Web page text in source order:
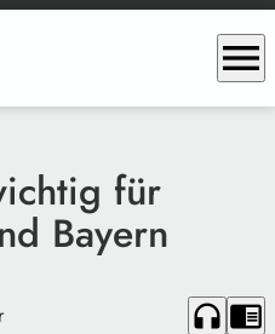
menu
für
Bayern
headphones chrome_reader_mode